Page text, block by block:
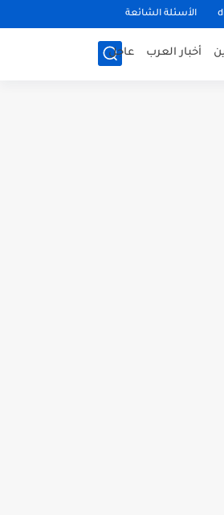
الأسئلة الشائعة
أخبار العرب عاجل